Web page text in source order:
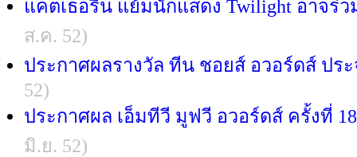
แคตเธอรีน แย้มนักแสดง Twilight อาจร่ว
ส.ค. 52)
ประกาศผลรางวัล ทีน ชอยส์ อวอร์ดส์ ประ
52)
ประกาศผล เอ็มทีวี มูฟวี อวอร์ดส์ ครั้งที่
มิ.ย. 52)